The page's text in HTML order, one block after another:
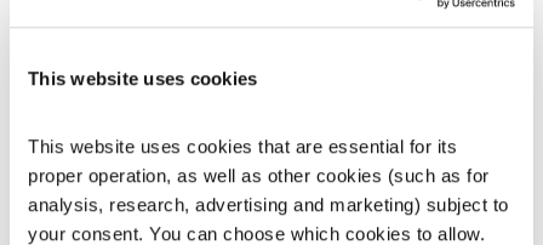
This website uses cookies
This website uses cookies that are essential for its
proper operation, as well as other cookies (such as for
analysis, research, advertising and marketing) subject to
your consent. You can choose which cookies to allow.
אי שויון בדמוקרטיה
בדרך לשויון
רוח טובה